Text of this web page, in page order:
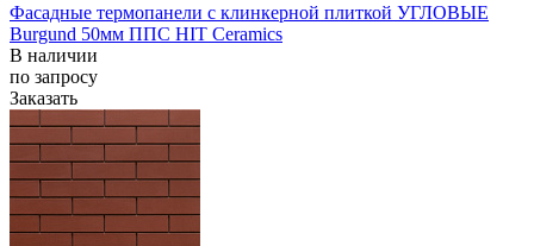
Фасадные термопанели с клинкерной плиткой УГЛОВЫЕ
Burgund 50мм ППС HIT Ceramics
В наличии
по запросу
Заказать